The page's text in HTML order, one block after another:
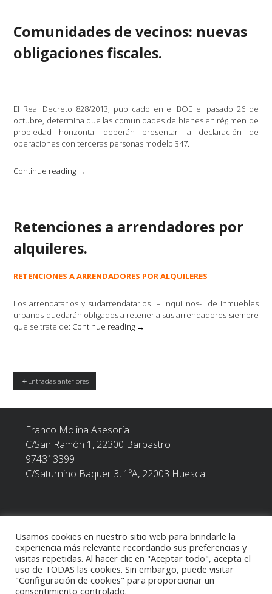
Comunidades de vecinos: nuevas
obligaciones fiscales.
El Real Decreto 828/2013, publicado en el BOE el pasado 26 de
octubre, determina que las comunidades de bienes en régimen de
propiedad horizontal deberán presentar la declaración de
operaciones con terceras personas modelo 347.
Continue reading
«Comunidades
fiscales.»
→
Retenciones a arrendadores por
alquileres.
RETENCIONES A ARRENDADORES POR ALQUILERES
Los arrendatarios y sudarrendatarios – inquilinos- de inmuebles
urbanos quedarán obligados a retener a sus arrendadores siempre
que se trate de: Continue reading «Retenciones
→
Navegación
de
entradas
Entradas anteriores
Franco Molina Asesoría
C/San Ramón 1, 22300 Barbastro
974313399
C/Saturnino Baquer 3, 1ºA, 22003 Huesca
POLÍTICA DE PRIVACIDAD
TEXTO LEGAL
Usamos cookies en nuestro sitio web para brindarle la
experiencia más relevante recordando sus preferencias y
visitas repetidas. Al hacer clic en "Aceptar todo", acepta el
uso de TODAS las cookies. Sin embargo, puede visitar
"Configuración de cookies" para proporcionar un
consentimiento controlado.